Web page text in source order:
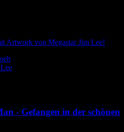
Artwork von Megastar Jim Lee!
- Gefangen in der schönen